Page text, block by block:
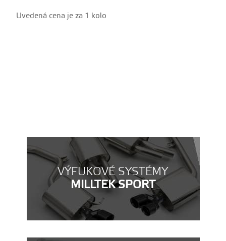
Uvedená cena je za 1 kolo
VÝFUKOVÉ SYSTÉMY
MILLTEK SPORT